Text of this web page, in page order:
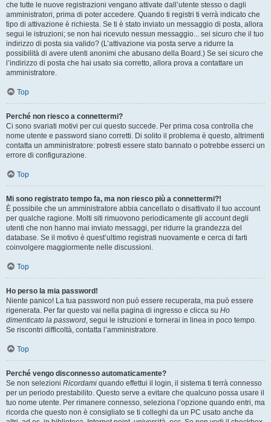
che tutte le nuove registrazioni vengano attivate dall’utente stesso o dagli
amministratori, prima di poter accedere. Quando ti registri ti verrà indicato che
tipo di attivazione è richiesta. Se ti è stato inviato un messaggio di posta, allora
segui le istruzioni; se non hai ricevuto nessun messaggio... sei sicuro che il tuo
indirizzo di posta sia valido? (L’attivazione via posta serve a ridurre la
possibilità di avere utenti anonimi che abusano della Board.) Se sei sicuro che
l’indirizzo di posta che hai usato sia corretto, allora prova a contattare un
amministratore.
Top
Perché non riesco a connettermi?
Ci sono svariati motivi per cui questo succede. Per prima cosa controlla che
nome utente e password siano corretti. Di solito il problema è questo, altrimenti
contatta un amministratore: potresti essere stato bannato o potrebbe esserci un
errore di configurazione.
Top
Mi sono registrato tempo fa, ma non riesco più a connettermi?!
È possibile che un amministratore abbia cancellato o disattivato il tuo account
per qualche ragione. Molti siti rimuovono periodicamente gli account degli
utenti che non hanno mai inviato messaggi, per ridurre la grandezza del
database. Se il motivo è quest’ultimo registrati nuovamente e cerca di farti
coinvolgere maggiormente nelle discussioni.
Top
Ho perso la mia password!
Niente panico! La tua password non può essere recuperata, ma può essere
rigenerata. Per far questo vai nella pagina di ingresso e clicca su Ho
dimenticato la password, segui le istruzioni e tornerai in linea in poco tempo.
Se riscontri difficoltà, contatta l’amministratore.
Top
Perché vengo disconnesso automaticamente?
Se non selezioni Ricordami quando effettui il login, il sistema ti terrà connesso
per un periodo prestabilito. Questo serve a evitare che qualcuno possa usare il
tuo nome utente. Per rimanere connesso, seleziona l’opzione quando entri, ma
ricorda che questo non è consigliato se ti colleghi da un PC usato anche da